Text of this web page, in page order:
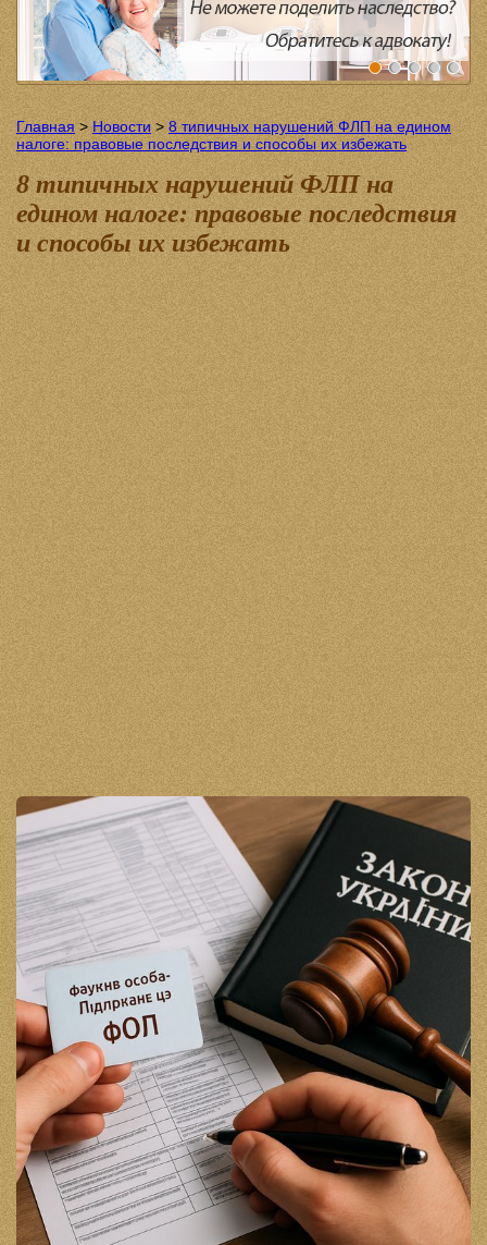
Главная > Новости>8 типичных нарушений ФЛП на едином
налоге: правовые последствия и способы их избежать
8 типичных нарушений ФЛП на
едином налоге: правовые последствия
и способы их избежать